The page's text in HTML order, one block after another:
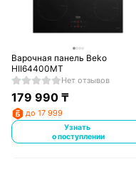
Варочная панель Beko
HII64400MT
Нет отзывов
179 990₸
до 17 999
Узнать
о поступлении